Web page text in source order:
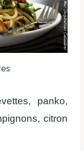
panko,
citron